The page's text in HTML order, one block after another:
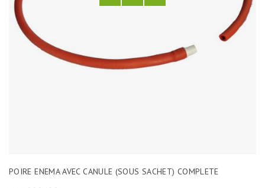
POIRE ENEMA AVEC CANULE (SOUS SACHET) COMPLETE